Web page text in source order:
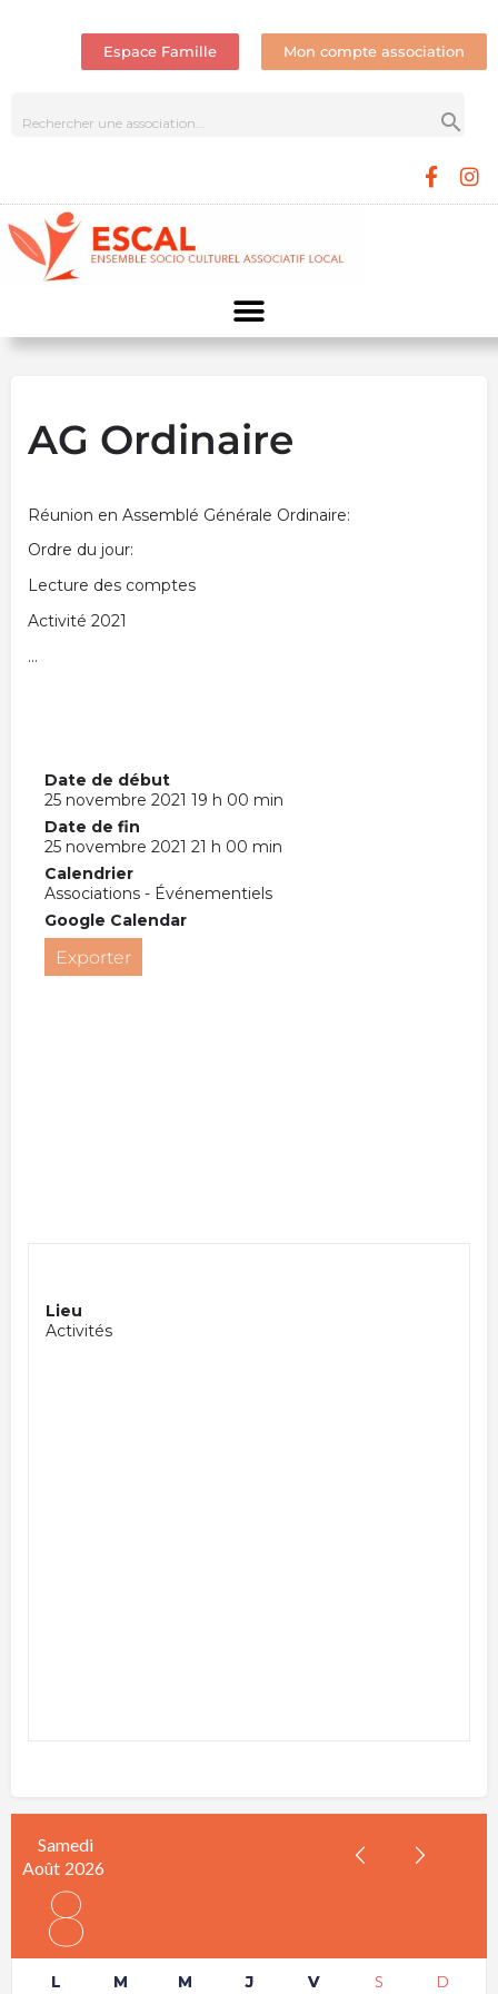
Espace Famille Mon compte association
AG Ordinaire
Réunion en Assemblé Générale Ordinaire:
Ordre du jour:
Lecture des comptes
Activité 2021
…
Date de début
25 novembre 2021 19 h 00 min
Date de fin
25 novembre 2021 21 h 00 min
Calendrier
Associations - Événementiels
Google Calendar
Exporter
Lieu
Activités
Samedi
Août 2026
8
L M M J V S D